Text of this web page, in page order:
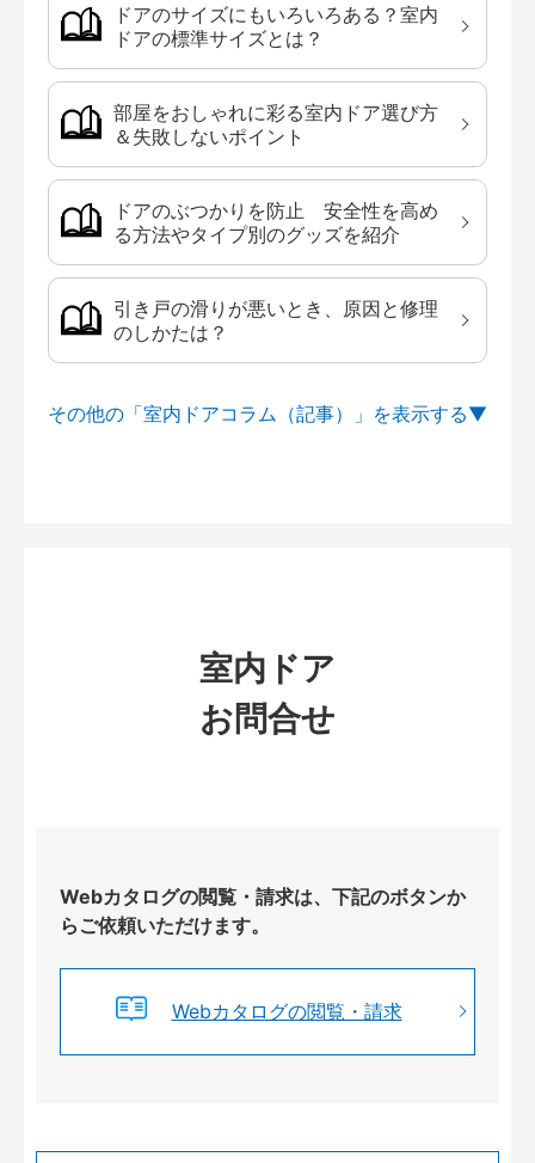
ドアのサイズにもいろいろある？室内
ドアの標準サイズとは？
部屋をおしゃれに彩る室内ドア選び方
＆失敗しないポイント
ドアのぶつかりを防止 安全性を高め
る方法やタイプ別のグッズを紹介
引き戸の滑りが悪いとき、原因と修理
のしかたは？
その他の「室内ドアコラム（記事）」を
室内ドア
お問合せ
Webカタログの閲覧・請求は、下記のボタンか
らご依頼いただけます。
Webカタログの閲覧・請求